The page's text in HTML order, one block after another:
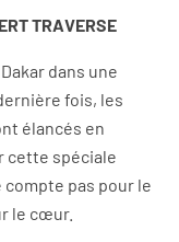
TRAVERSE
dans une
fois, les
élancés en
cette spéciale
pas pour le
le cœur.